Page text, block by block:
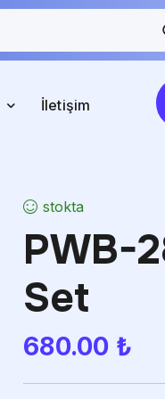
İletişim
stokta
PWB-
Set
680.00 ₺